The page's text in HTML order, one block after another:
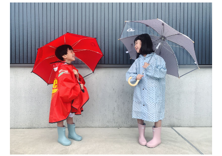
おすすめの記事
日用品
キッチン
ギフト
キッズ